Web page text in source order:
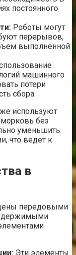
постоянного
Роботы могут
перерывов,
выполненной
машинного
потери
сбора.
используют
без
уменьшить
что ведет к
в
передовыми
Эти элементы